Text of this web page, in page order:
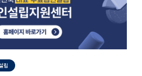
립